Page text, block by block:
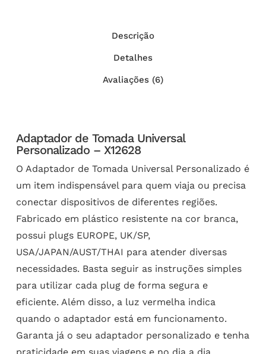
Descrição
Detalhes
Avaliações (6)
Adaptador de Tomada Universal
Personalizado – X12628
O Adaptador de Tomada Universal Personalizado é
um item indispensável para quem viaja ou precisa
conectar dispositivos de diferentes regiões.
Fabricado em plástico resistente na cor branca,
possui plugs EUROPE, UK/SP,
USA/JAPAN/AUST/THAI para atender diversas
necessidades. Basta seguir as instruções simples
para utilizar cada plug de forma segura e
eficiente. Além disso, a luz vermelha indica
quando o adaptador está em funcionamento.
Garanta já o seu adaptador personalizado e tenha